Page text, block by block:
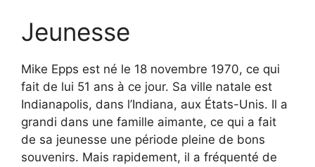
Jeunesse
Mike Epps est né le 18 novembre 1970, ce qui
fait de lui 51 ans à ce jour. Sa ville natale est
Indianapolis, dans l’Indiana, aux États-Unis. Il a
grandi dans une famille aimante, ce qui a fait
de sa jeunesse une période pleine de bons
souvenirs. Mais rapidement, il a fréquenté de